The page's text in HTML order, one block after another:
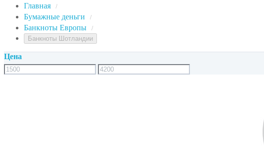
Главная /
Бумажные деньги /
Банкноты Европы /
Банкноты Шотландии
Цена